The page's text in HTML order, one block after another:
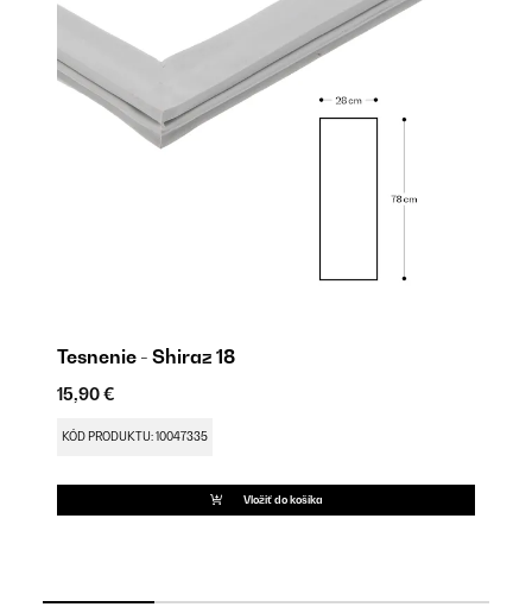
Tesnenie - Shiraz 18
15,90 €
KÓD PRODUKTU: 10047335
Vložiť do košíka